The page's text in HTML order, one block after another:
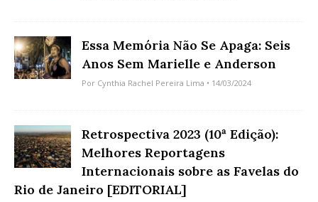
Essa Memória Não Se Apaga: Seis
Anos Sem Marielle e Anderson
Por Cynthia Rachel Pereira Lima • 14/03/2024
Retrospectiva 2023 (10ª Edição):
Melhores Reportagens
Internacionais sobre as Favelas do
Rio de Janeiro [EDITORIAL]